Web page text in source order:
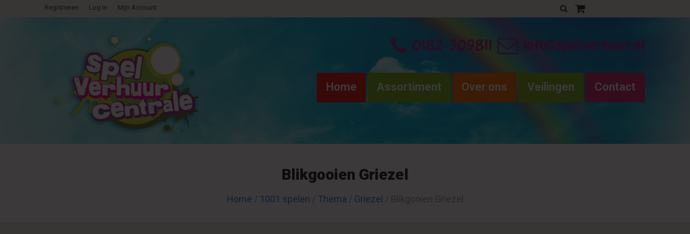
Registreren Log In Mijn Account
0182-309811 info@spelverhuur.nl
Home Assortiment Over ons Veilingen Contact
Blikgooien Griezel
Home 1001 spelen Thema Griezel